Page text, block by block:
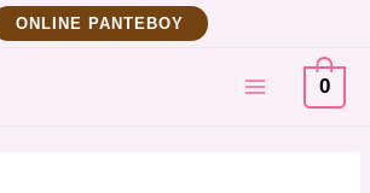
ΟNLINE ΡΑΝΤΕΒΟΥ
MAIN
MENU
0